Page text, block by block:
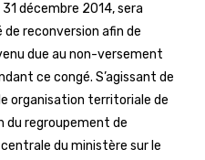
décembre 2014, sera
reconversion afin de
due au non-versement
ce congé. S’agissant de
organisation territoriale de
du regroupement de
centrale du ministère sur le